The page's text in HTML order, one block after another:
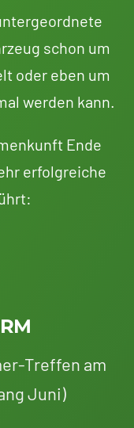
schon um
oder eben um
werden kann.
Ende
erfolgreiche
Treffen am
Juni)